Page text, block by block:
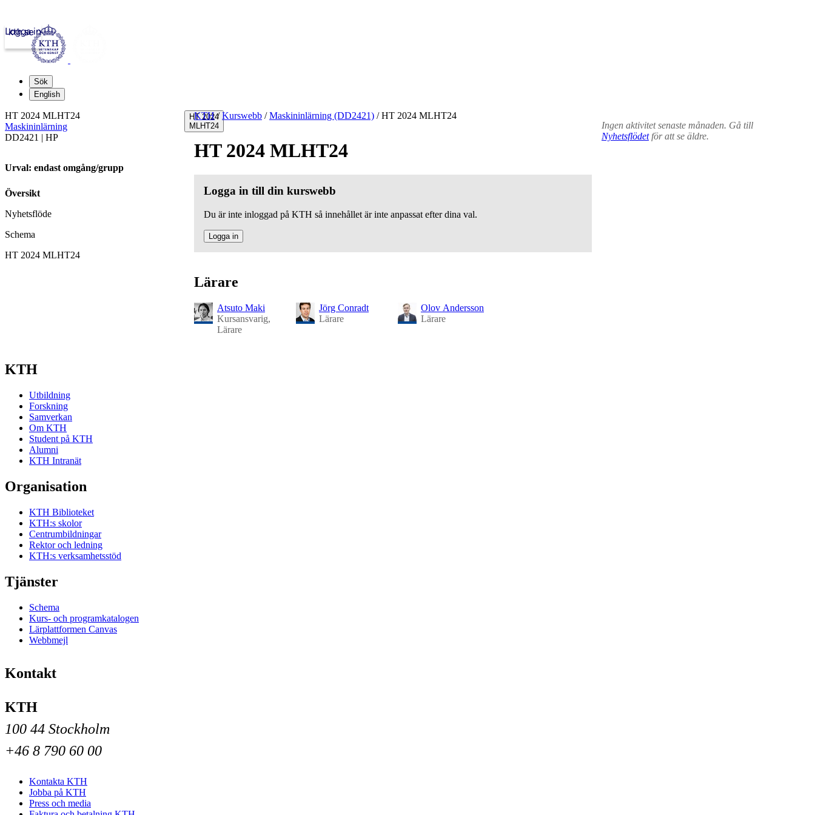
kth.se
Logga in
Sök
English
HT 2024
MLHT24
KTH / Kurswebb / Maskininlärning (DD2421) /HT 2024 MLHT24
HT 2024 MLHT24
Logga in till din kurswebb
Du är inte inloggad på KTH så innehållet är inte anpassat efter dina val.
Logga in
Lärare
Atsuto Maki
Kursansvarig,
Lärare
Jörg Conradt
Lärare
Olov Andersson
Lärare
Ingen aktivitet senaste månaden. Gå till
Nyhetsflödetför att se äldre.
HT 2024 MLHT24
Maskininlärning
DD2421 | HP
Urval: endast omgång/grupp
Översikt
Nyhetsflöde
Schema
HT 2024 MLHT24
KTH
Utbildning
Forskning
Samverkan
Om KTH
Student på KTH
Alumni
KTH Intranät
Organisation
KTH Biblioteket
KTH:s skolor
Centrumbildningar
Rektor och ledning
KTH:s verksamhetsstöd
Tjänster
Schema
Kurs- och programkatalogen
Lärplattformen Canvas
Webbmejl
Kontakt
KTH
100 44 Stockholm
+46 8 790 60 00
Kontakta KTH
Jobba på KTH
Press och media